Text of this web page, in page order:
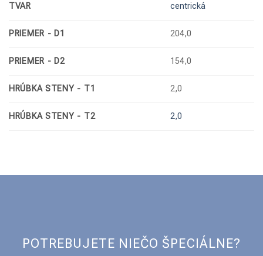
TVAR centrická
PRIEMER - D1 204,0
PRIEMER - D2 154,0
HRÚBKA STENY - T1 2,0
HRÚBKA STENY - T2 2,0
POTREBUJETE NIEČO ŠPECIÁLNE?